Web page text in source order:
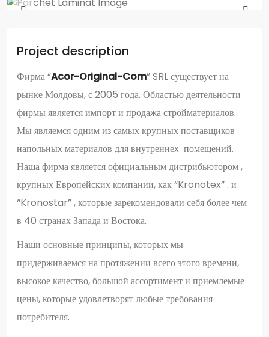
Project description
Фирма “Acor-Original-Com” SRL существует на
рынке Молдовы, с 2005 года. Областью деятельности
фирмы является импорт и продажа стройматериалов.
Мы являемся одним из самых крупных поставщиков
напольныx материалов для внутреннеx помещений.
Наша фирма является официальным дистрибьютором ,
крупных Европейских компании, как “Kronotex” . и
“Kronostar” , которые зарекомендовали себя более чем
в 40 странах Запада и Востока.
Наши основные принципы, которых мы
придерживаемся на протяжении всего этого времени,
высокое качество, большой ассортимент и приемлемые
цены, которые удовлетворят любые требования
потребителя.